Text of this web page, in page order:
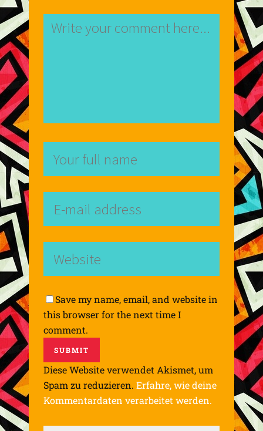
Save my name, email, and website in
this browser for the next time I
comment.
Diese Website verwendet Akismet, um
Spam zu reduzieren. Erfahre, wie deine
Kommentardaten verarbeitet werden.